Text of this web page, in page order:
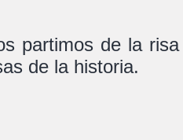
partimos de la
de la historia.